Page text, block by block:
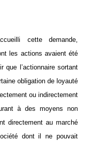
cette demande,
les actions avaient été
que l’actionnaire sortant
obligation de loyauté
ou indirectement
à des moyens non
directement au marché
dont il ne pouvait